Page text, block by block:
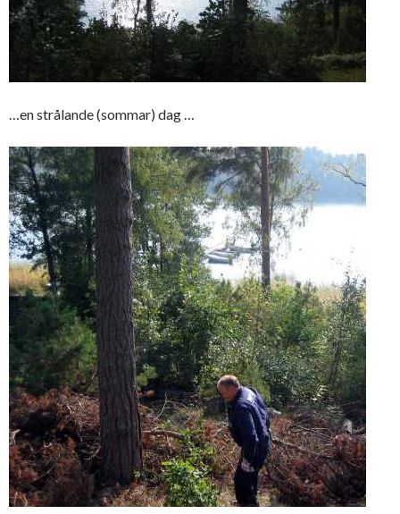
…en strålande (sommar) dag …